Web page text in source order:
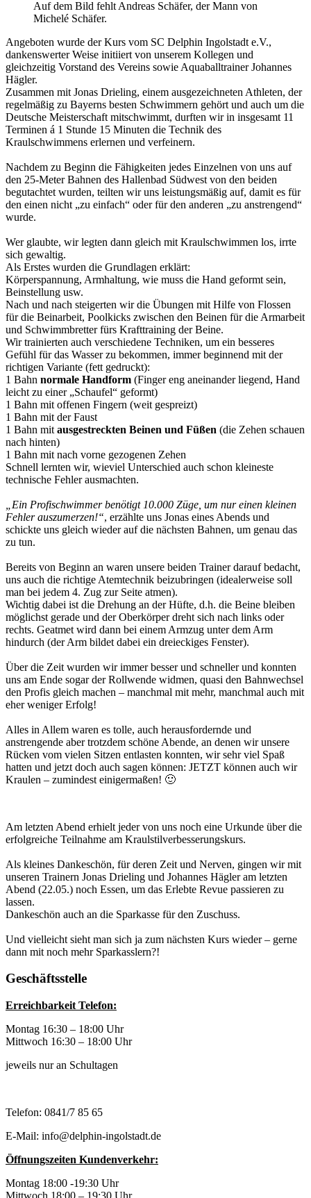
Auf dem Bild fehlt Andreas Schäfer, der Mann von
Michelé Schäfer.
Angeboten wurde der Kurs vom SC Delphin Ingolstadt e.V.,
dankenswerter Weise initiiert von unserem Kollegen und
gleichzeitig Vorstand des Vereins sowie Aquaballtrainer Johannes
Hägler.
Zusammen mit Jonas Drieling, einem ausgezeichneten Athleten, der
regelmäßig zu Bayerns besten Schwimmern gehört und auch um die
Deutsche Meisterschaft mitschwimmt, durften wir in insgesamt 11
Terminen á 1 Stunde 15 Minuten die Technik des
Kraulschwimmens erlernen und verfeinern.
Nachdem zu Beginn die Fähigkeiten jedes Einzelnen von uns auf
den 25-Meter Bahnen des Hallenbad Südwest von den beiden
begutachtet wurden, teilten wir uns leistungsmäßig auf, damit es für
den einen nicht „zu einfach“ oder für den anderen „zu anstrengend“
wurde.
Wer glaubte, wir legten dann gleich mit Kraulschwimmen los, irrte
sich gewaltig.
Als Erstes wurden die Grundlagen erklärt:
Körperspannung, Armhaltung, wie muss die Hand geformt sein,
Beinstellung usw.
Nach und nach steigerten wir die Übungen mit Hilfe von Flossen
für die Beinarbeit, Poolkicks zwischen den Beinen für die Armarbeit
und Schwimmbretter fürs Krafttraining der Beine.
Wir trainierten auch verschiedene Techniken, um ein besseres
Gefühl für das Wasser zu bekommen, immer beginnend mit der
richtigen Variante (fett gedruckt):
1 Bahn normale Handform (Finger eng aneinander liegend, Hand
leicht zu einer „Schaufel“ geformt)
1 Bahn mit offenen Fingern (weit gespreizt)
1 Bahn mit der Faust
1 Bahn mit ausgestreckten Beinen und Füßen (die Zehen schauen
nach hinten)
1 Bahn mit nach vorne gezogenen Zehen
Schnell lernten wir, wieviel Unterschied auch schon kleineste
technische Fehler ausmachten.
„Ein Profischwimmer benötigt 10.000 Züge, um nur einen kleinen
Fehler auszumerzen!“, erzählte uns Jonas eines Abends und
schickte uns gleich wieder auf die nächsten Bahnen, um genau das
zu tun.
Bereits von Beginn an waren unsere beiden Trainer darauf bedacht,
uns auch die richtige Atemtechnik beizubringen (idealerweise soll
man bei jedem 4. Zug zur Seite atmen).
Wichtig dabei ist die Drehung an der Hüfte, d.h. die Beine bleiben
möglichst gerade und der Oberkörper dreht sich nach links oder
rechts. Geatmet wird dann bei einem Armzug unter dem Arm
hindurch (der Arm bildet dabei ein dreieckiges Fenster).
Über die Zeit wurden wir immer besser und schneller und konnten
uns am Ende sogar der Rollwende widmen, quasi den Bahnwechsel
den Profis gleich machen – manchmal mit mehr, manchmal auch mit
eher weniger Erfolg!
Alles in Allem waren es tolle, auch herausfordernde und
anstrengende aber trotzdem schöne Abende, an denen wir unsere
Rücken vom vielen Sitzen entlasten konnten, wir sehr viel Spaß
hatten und jetzt doch auch sagen können: JETZT können auch wir
Kraulen – zumindest einigermaßen! 🙂
Am letzten Abend erhielt jeder von uns noch eine Urkunde über die
erfolgreiche Teilnahme am Kraulstilverbesserungskurs.
Als kleines Dankeschön, für deren Zeit und Nerven, gingen wir mit
unseren Trainern Jonas Drieling und Johannes Hägler am letzten
Abend (22.05.) noch Essen, um das Erlebte Revue passieren zu
lassen.
Dankeschön auch an die Sparkasse für den Zuschuss.
Und vielleicht sieht man sich ja zum nächsten Kurs wieder – gerne
dann mit noch mehr Sparkasslern?!
Geschäftsstelle
Erreichbarkeit Telefon:
Montag 16:30 – 18:00 Uhr
Mittwoch 16:30 – 18:00 Uhr
jeweils nur an Schultagen
Telefon: 0841/7 85 65
E-Mail: info@delphin-ingolstadt.de
Öffnungszeiten Kundenverkehr:
Montag 18:00 -19:30 Uhr
Mittwoch 18:00 – 19:30 Uhr